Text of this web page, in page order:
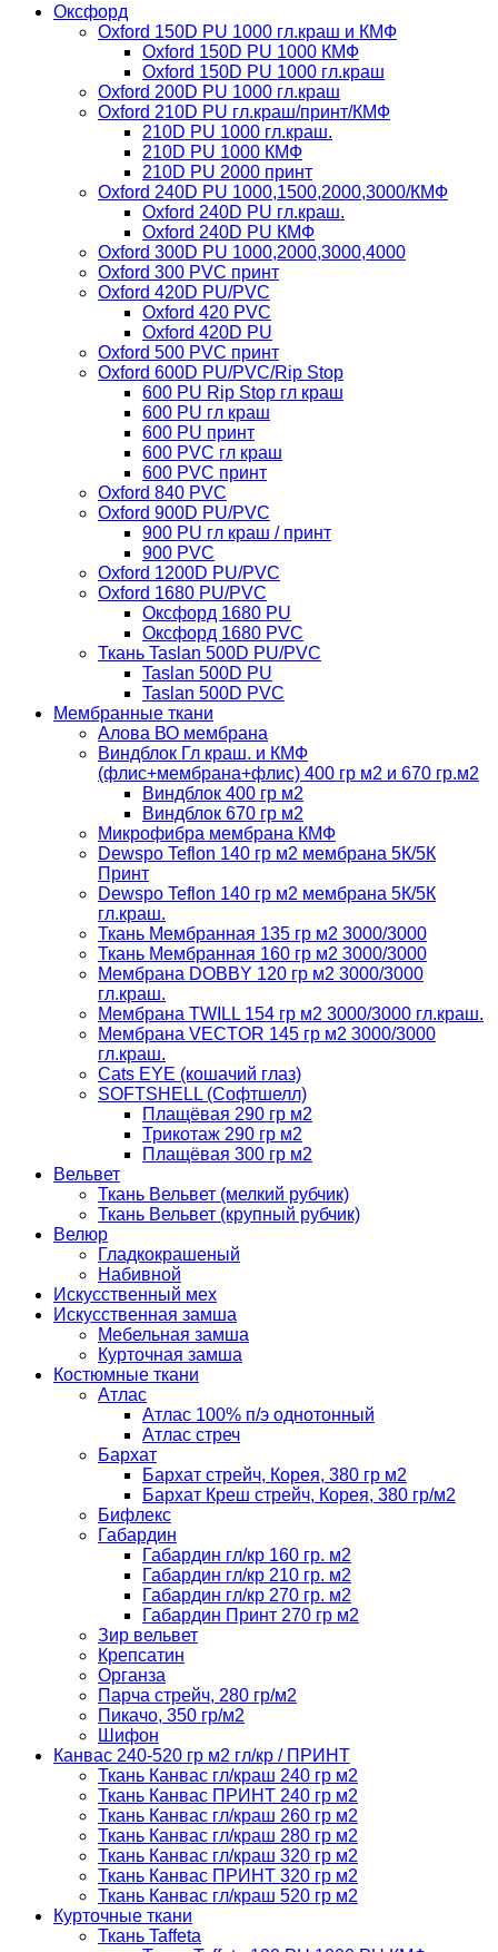
Оксфорд
Oxford 150D PU 1000 гл.краш и КМФ
Oxford 150D PU 1000 КМФ
Oxford 150D PU 1000 гл.краш
Oxford 200D PU 1000 гл.краш
Oxford 210D PU гл.краш/принт/КМФ
210D PU 1000 гл.краш.
210D PU 1000 КМФ
210D PU 2000 принт
Oxford 240D PU 1000,1500,2000,3000/КМФ
Oxford 240D PU гл.краш.
Oxford 240D PU КМФ
Oxford 300D PU 1000,2000,3000,4000
Oxford 300 PVC принт
Oxford 420D PU/PVC
Oxford 420 PVC
Oxford 420D PU
Oxford 500 PVC принт
Oxford 600D PU/PVC/Rip Stop
600 PU Rip Stop гл краш
600 PU гл краш
600 PU принт
600 PVC гл краш
600 PVC принт
Oxford 840 PVC
Oxford 900D PU/PVC
900 PU гл краш / принт
900 PVC
Oxford 1200D PU/PVC
Oxford 1680 PU/PVC
Оксфорд 1680 PU
Оксфорд 1680 PVC
Ткань Taslan 500D PU/PVC
Taslan 500D PU
Taslan 500D PVC
Мембранные ткани
Алова ВО мембрана
Виндблок Гл краш. и КМФ
(флис+мембрана+флис) 400 гр м2 и 670 гр.м2
Виндблок 400 гр м2
Виндблок 670 гр м2
Микрофибра мембрана КМФ
Dewspo Teflon 140 гр м2 мембрана 5К/5К
Принт
Dewspo Teflon 140 гр м2 мембрана 5К/5К
гл.краш.
Ткань Мембранная 135 гр м2 3000/3000
Ткань Мембранная 160 гр м2 3000/3000
Мембрана DOBBY 120 гр м2 3000/3000
гл.краш.
Мембрана TWILL 154 гр м2 3000/3000 гл.краш.
Мембрана VECTOR 145 гр м2 3000/3000
гл.краш.
Cats EYE (кошачий глаз)
SOFTSHELL (Софтшелл)
Плащёвая 290 гр м2
Трикотаж 290 гр м2
Плащёвая 300 гр м2
Вельвет
Ткань Вельвет (мелкий рубчик)
Ткань Вельвет (крупный рубчик)
Велюр
Гладкокрашеный
Набивной
Искусственный мех
Искусственная замша
Мебельная замша
Курточная замша
Костюмные ткани
Атлас
Атлас 100% п/э однотонный
Атлас стреч
Бархат
Бархат стрейч, Корея, 380 гр м2
Бархат Креш стрейч, Корея, 380 гр/м2
Бифлекс
Габардин
Габардин гл/кр 160 гр. м2
Габардин гл/кр 210 гр. м2
Габардин гл/кр 270 гр. м2
Габардин Принт 270 гр м2
Зир вельвет
Крепсатин
Органза
Парча стрейч, 280 гр/м2
Пикачо, 350 гр/м2
Шифон
Канвас 240-520 гр м2 гл/кр / ПРИНТ
Ткань Канвас гл/краш 240 гр м2
Ткань Канвас ПРИНТ 240 гр м2
Ткань Канвас гл/краш 260 гр м2
Ткань Канвас гл/краш 280 гр м2
Ткань Канвас гл/краш 320 гр м2
Ткань Канвас ПРИНТ 320 гр м2
Ткань Канвас гл/краш 520 гр м2
Курточные ткани
Ткань Taffeta